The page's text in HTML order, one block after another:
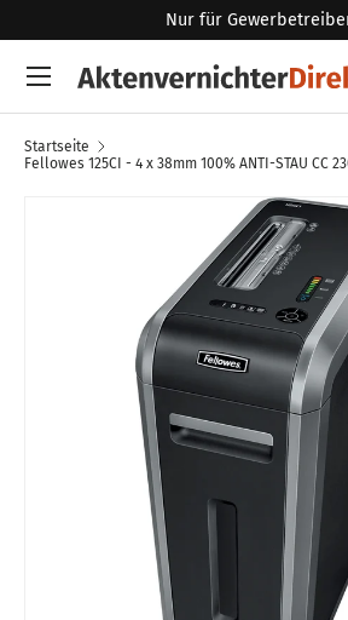
Direkt zum Inhalt
Nur für
Suchen
Art
Menü
Startseite
Fellowes 125CI - 4 x 38mm 100% ANTI-STAU CC
Zu Produktinformationen springen